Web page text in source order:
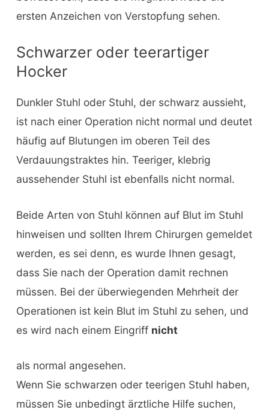
ersten Anzeichen von Verstopfung sehen.
Schwarzer oder teerartiger
Hocker
Dunkler Stuhl oder Stuhl, der schwarz aussieht,
ist nach einer Operation nicht normal und deutet
häufig auf Blutungen im oberen Teil des
Verdauungstraktes hin. Teeriger, klebrig
aussehender Stuhl ist ebenfalls nicht normal.
Beide Arten von Stuhl können auf Blut im Stuhl
hinweisen und sollten Ihrem Chirurgen gemeldet
werden, es sei denn, es wurde Ihnen gesagt,
dass Sie nach der Operation damit rechnen
müssen. Bei der überwiegenden Mehrheit der
Operationen ist kein Blut im Stuhl zu sehen, und
es wird nach einem Eingriff nicht
als normal angesehen.
Wenn Sie schwarzen oder teerigen Stuhl haben,
müssen Sie unbedingt ärztliche Hilfe suchen,